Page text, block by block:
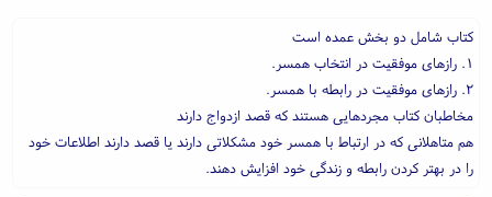
کتاب شامل دو بخش عمده است
۱. رازهای موفقیت در انتخاب همسر.
۲. رازهای موفقیت در رابطه با همسر.
مخاطبان کتاب مجردهایی هستند که قصد ازدواج دارند
هم متاهلانی که در ارتباط با همسر خود مشکلاتی دارند یا قصد دارند اطلاعات خود
را در بهتر کردن رابطه و زندگی خود افزایش دهند.